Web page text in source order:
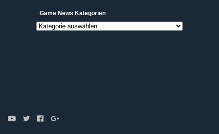
Game News Kategorien
Game